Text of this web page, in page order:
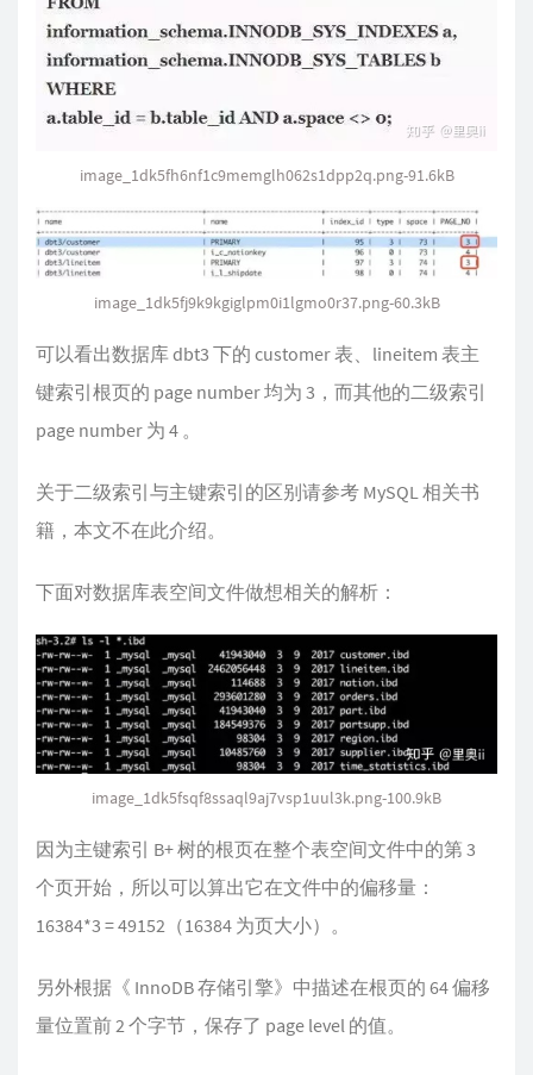
image_1dk5fh6nf1c9memglh062s1dpp2q.png-91.6kB
image_1dk5fj9k9kgiglpm0i1lgmo0r37.png-60.3kB
可以看出数据库 dbt3 下的 customer 表、lineitem 表主
键索引根页的 page number 均为 3，而其他的二级索引
page number 为 4 。
关于二级索引与主键索引的区别请参考 MySQL 相关书
籍，本文不在此介绍。
下面对数据库表空间文件做想相关的解析：
image_1dk5fsqf8ssaql9aj7vsp1uul3k.png-100.9kB
因为主键索引 B+ 树的根页在整个表空间文件中的第 3
个页开始，所以可以算出它在文件中的偏移量：
16384*3 = 49152（16384 为页大小）。
另外根据《 InnoDB 存储引擎》中描述在根页的 64 偏移
量位置前 2 个字节，保存了 page level 的值。